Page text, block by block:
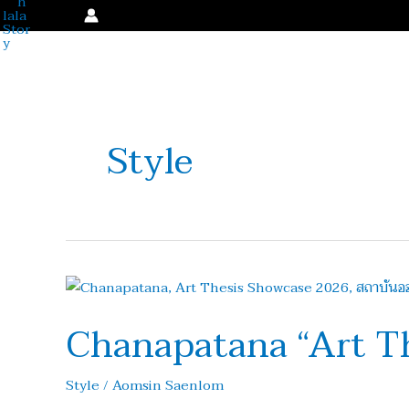
Skip
to
Style
Chanapatana “Art
Style/Aomsin Saenlom
Chanapatana
Thesis
Showcase
2026”